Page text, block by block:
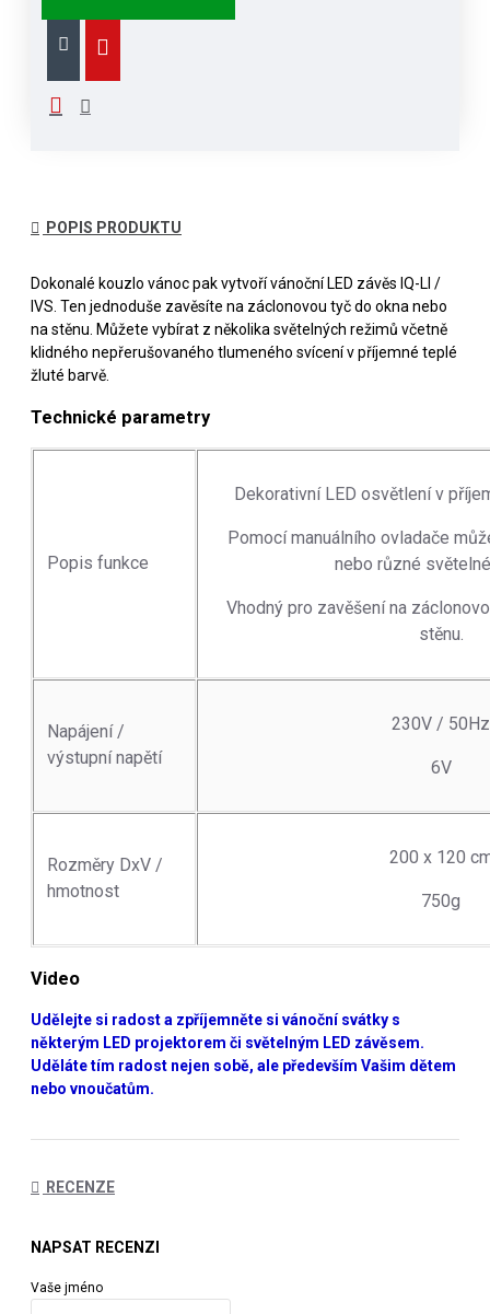
POPIS PRODUKTU
Dokonalé kouzlo vánoc pak vytvoří vánoční LED závěs IQ-LI /
IVS. Ten jednoduše zavěsíte na záclonovou tyč do okna nebo
na stěnu. Můžete vybírat z několika světelných režimů včetně
klidného nepřerušovaného tlumeného svícení v příjemné teplé
žluté barvě.
Technické parametry
Popis funkce
Dekorativní LED osvětlení v
Pomocí manuálního ovladače
nebo různé
Vhodný pro zavěšení na
stěnu.
Napájení /
výstupní napětí
230V / 50Hz
6V
Rozměry DxV /
hmotnost
200 x 120
750g
Video
Udělejte si radost a zpříjemněte si vánoční svátky s
některým LED projektorem či světelným LED závěsem.
Uděláte tím radost nejen sobě, ale především Vašim dětem
nebo vnoučatům.
RECENZE
NAPSAT RECENZI
Vaše jméno